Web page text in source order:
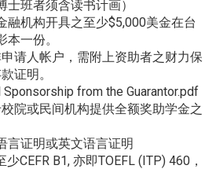
士班者须含读书计画）
融机构开具之至少$5,000美金在台
一份。
请人帐户，需附上资助者之财力保
证明。
Sponsorship from the Guarantor.pdf
院或民间机构提供全额奖助学金之
言证明或英文语言证明
少CEFR B1, 亦即TOEFL (ITP) 460，